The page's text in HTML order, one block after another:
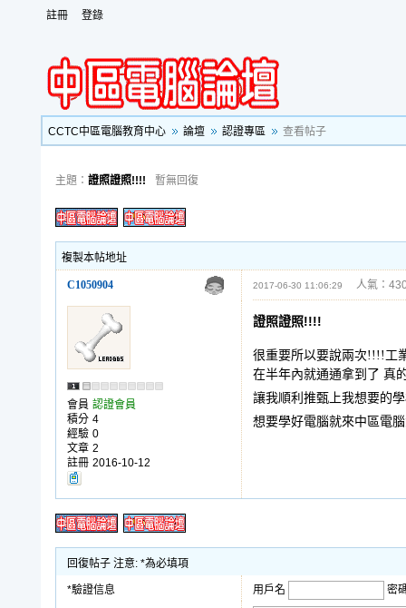
註冊 登錄
CCTC中區電腦教育中心 論壇 認證專區 查看帖子
主題： 證照證照!!!! 暫無回復
複製本帖地址
C1050904 2017-06-30 11:06:29 人氣：
會員 認證會員
積分 4
經驗 0
文章 2
註冊 2016-10-12
證照證照!!!!
很重要所以要說兩次!!!!工
在半年內就通通拿到了 真
讓我順利推甄上我想要的
想要學好電腦就來中區電
回復帖子 注意: *為必填項
*驗證信息 用戶名
密